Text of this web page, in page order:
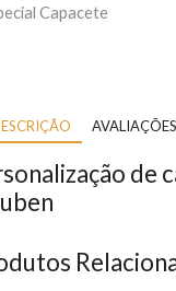
Capacete
de